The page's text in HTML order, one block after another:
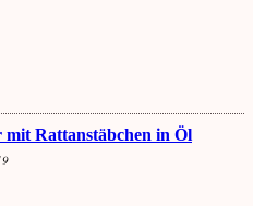
Rattanstäbchen in Öl